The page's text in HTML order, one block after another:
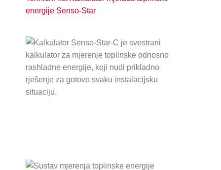
energije Senso-Star